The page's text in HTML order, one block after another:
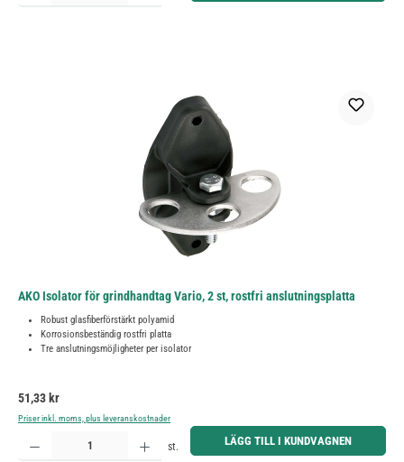
AKO Isolator för grindhandtag Vario, 2 st, rostfri anslutningsplatta
Robust glasfiberförstärkt polyamid
Korrosionsbeständig rostfri platta
Tre anslutningsmöjligheter per isolator
Ordinarie pris:
51,33 kr
Priser inkl. moms, plus leveranskostnader
Produktkvantitet: Ange önskat belopp eller använd knapparna för att öka eller minska kvantiteten.
st. LÄGG TILL I KUNDVAGNEN